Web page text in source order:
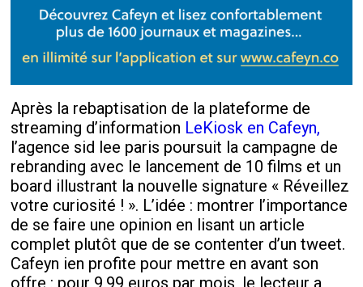
Après la rebaptisation de la plateforme de
streaming d’information LeKiosk en Cafeyn,
l’agence sid lee paris poursuit la campagne de
rebranding avec le lancement de 10 films et un
board illustrant la nouvelle signature « Réveillez
votre curiosité ! ». L’idée : montrer l’importance
de se faire une opinion en lisant un article
complet plutôt que de se contenter d’un tweet.
Cafeyn ien profite pour mettre en avant son
offre : pour 9,99 euros par mois, le lecteur a